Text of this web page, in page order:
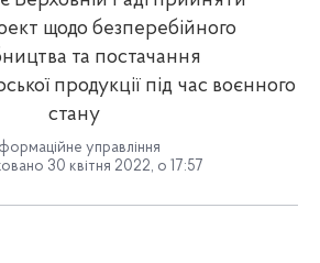
щодо безперебійного
та постачання
продукції під час воєнного
стану
управління
30 квітня 2022, о 17:57